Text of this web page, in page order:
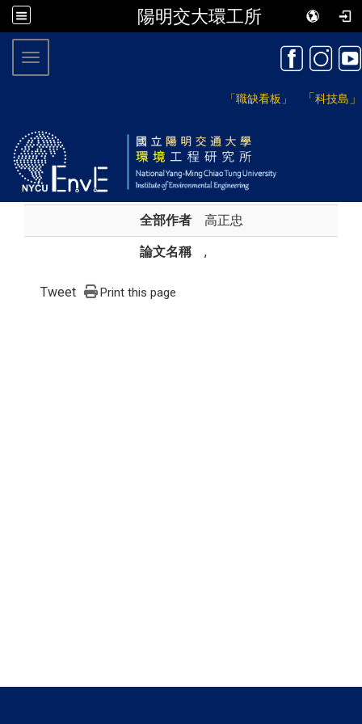
陽明交大環工所
「職缺看板」 「科技島 」
Toggle navigation
全部作者 高正忠
論文名稱 ,
Tweet Print this page